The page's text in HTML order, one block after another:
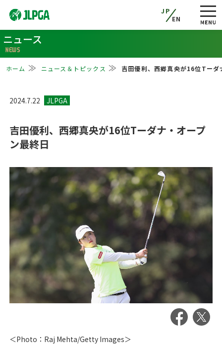
JP
EN
ニュース
NEWS
ホーム ニュース＆トピックス 吉田優利、西郷真央が16位Tーダ
2024.7.22
吉田優利、西郷真央が16位Tーダナ・オープ
ン最終日
＜Photo：Raj Mehta/Getty Images＞